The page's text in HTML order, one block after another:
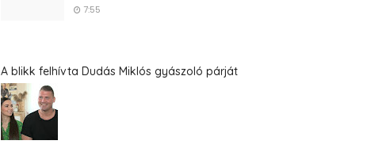
7:55
A blikk felhívta Dudás Miklós gyászoló párját